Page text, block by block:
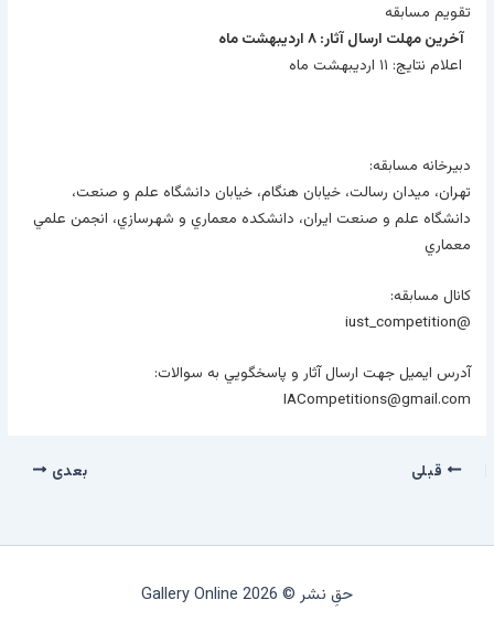
تقويم مسابقه
آخرين مهلت ارسال آثار: ۸ ارديبهشت ماه
اعلام نتايج: ۱۱ ارديبهشت ماه
دبيرخانه مسابقه:
تهران، ميدان رسالت، خيابان هنگام، خيابان دانشگاه علم و صنعت،
دانشگاه علم و صنعت ايران، دانشکده معماري و شهرسازي، انجمن علمي
معماري
کانال مسابقه:
@iust_competition
آدرس ايميل جهت ارسال آثار و پاسخگويي به سوالات:
IACompetitions@gmail.com
قبلی بعدی
حقِ نشر © 2026 Gallery Online